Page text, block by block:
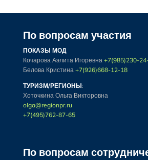
По вопросам участия
ПОКАЗЫ МОД
Кочарова Аэлита Игоревна +7(985)230-
Белова Кристина +7(926)668-12-18
ТУРИЗМ/РЕГИОНЫ:
Хоточкина Ольга Викторовна
olga@regionpr.ru
+7(495)762-87-65
По вопросам